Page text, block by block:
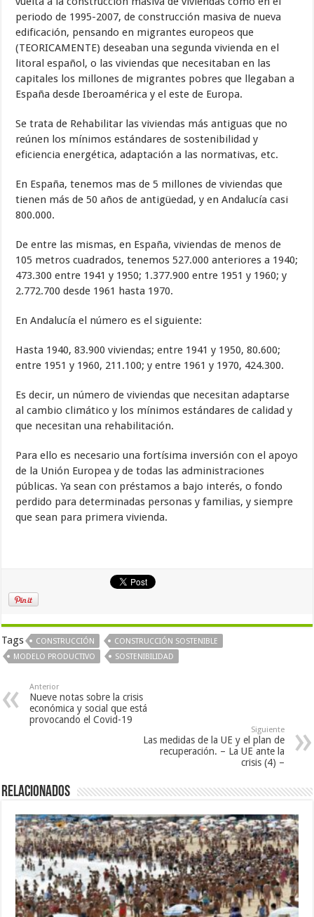
periodo de 1995-2007, de construcción masiva de nueva
edificación, pensando en migrantes europeos que
(TEORICAMENTE) deseaban una segunda vivienda en el
litoral español, o las viviendas que necesitaban en las
capitales los millones de migrantes pobres que llegaban a
España desde Iberoamérica y el este de Europa.
Se trata de Rehabilitar las viviendas más antiguas que no
reúnen los mínimos estándares de sostenibilidad y
eficiencia energética, adaptación a las normativas, etc.
En España, tenemos mas de 5 millones de viviendas que
tienen más de 50 años de antigüedad, y en Andalucía casi
800.000.
De entre las mismas, en España, viviendas de menos de
105 metros cuadrados, tenemos 527.000 anteriores a 1940;
473.300 entre 1941 y 1950; 1.377.900 entre 1951 y 1960; y
2.772.700 desde 1961 hasta 1970.
En Andalucía el número es el siguiente:
Hasta 1940, 83.900 viviendas; entre 1941 y 1950, 80.600;
entre 1951 y 1960, 211.100; y entre 1961 y 1970, 424.300.
Es decir, un número de viviendas que necesitan adaptarse
al cambio climático y los mínimos estándares de calidad y
que necesitan una rehabilitación.
Para ello es necesario una fortísima inversión con el apoyo
de la Unión Europea y de todas las administraciones
públicas. Ya sean con préstamos a bajo interés, o fondo
perdido para determinadas personas y familias, y siempre
que sean para primera vivienda.
Tags CONSTRUCCIÓN
CONSTRUCCIÓN SOSTENIBLE
MODELO PRODUCTIVO
SOSTENIBILIDAD
Anterior
Nueve notas sobre la crisis
económica y social que está
provocando el Covid-19
Siguiente
Las medidas de la UE y el plan de
recuperación. – La UE ante la
crisis (4) –
Relacionados